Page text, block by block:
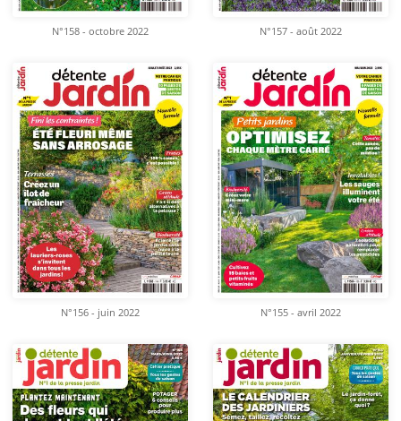
N°158 - octobre 2022 N°157 - août 2022
N°156 - juin 2022 N°155 - avril 2022